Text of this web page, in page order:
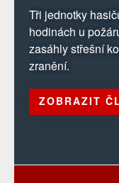
Tři jednotky
hodinách u
zasáhly střešní
zranění.
ZOBRAZIT